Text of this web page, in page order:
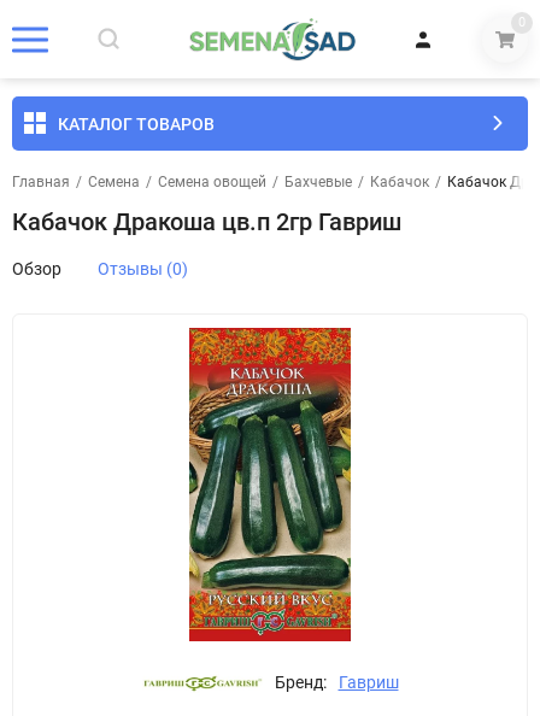
0
КАТАЛОГ ТОВАРОВ
Главная / Семена / Семена овощей / Бахчевые / Кабачок / Кабачок
Кабачок Дракоша цв.п 2гр Гавриш
Обзор Отзывы (0)
Бренд: Гавриш